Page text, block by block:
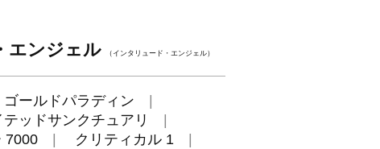
エンジェル （インタリュード・エンジェル）
ゴールドパラディン
ッドサンクチュアリ
7000
クリティカル 1